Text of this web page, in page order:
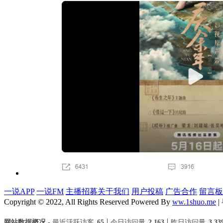
一说APP 一说FM 主播招募关于我们 用户投稿 广告合作 留言板
Copyright © 2022, All Rights Reserved Powered By ww.1shuo.me |